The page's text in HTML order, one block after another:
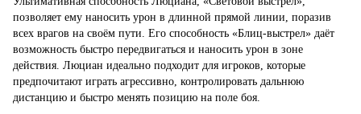
позволяет ему наносить урон в длинной прямой линии, поразив
всех врагов на своём пути. Его способность «Блиц-выстрел» даёт
возможность быстро передвигаться и наносить урон в зоне
действия. Люциан идеально подходит для игроков, которые
предпочитают играть агрессивно, контролировать дальнюю
дистанцию и быстро менять позицию на поле боя.